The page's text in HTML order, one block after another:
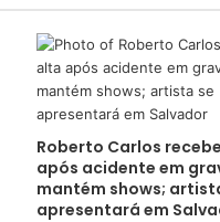
Roberto Carlos
após acidente em
mantém shows;
apresentará em